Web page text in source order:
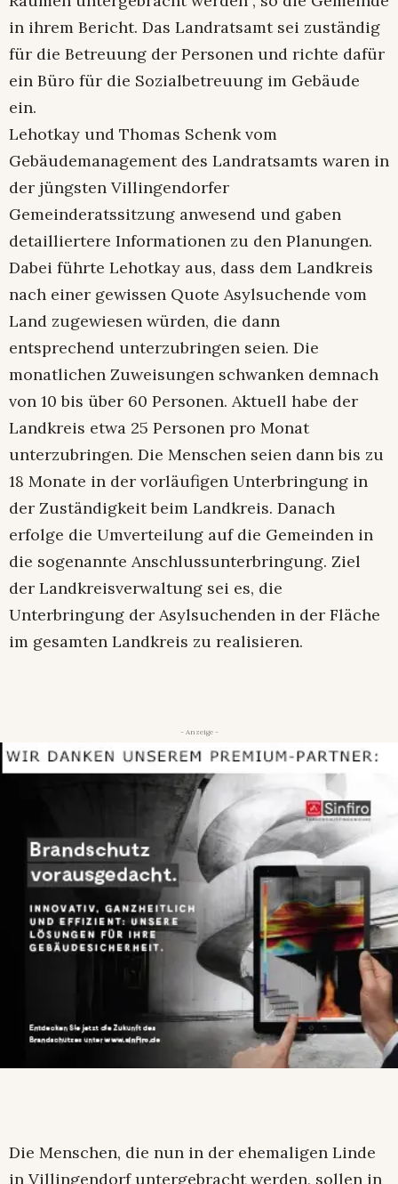
in ihrem Bericht. Das Landratsamt sei zuständig
für die Betreuung der Personen und richte dafür
ein Büro für die Sozialbetreuung im Gebäude
ein.
Lehotkay und Thomas Schenk vom
Gebäudemanagement des Landratsamts waren in
der jüngsten Villingendorfer
Gemeinderatssitzung anwesend und gaben
detailliertere Informationen zu den Planungen.
Dabei führte Lehotkay aus, dass dem Landkreis
nach einer gewissen Quote Asylsuchende vom
Land zugewiesen würden, die dann
entsprechend unterzubringen seien. Die
monatlichen Zuweisungen schwanken demnach
von 10 bis über 60 Personen. Aktuell habe der
Landkreis etwa 25 Personen pro Monat
unterzubringen. Die Menschen seien dann bis zu
18 Monate in der vorläufigen Unterbringung in
der Zuständigkeit beim Landkreis. Danach
erfolge die Umverteilung auf die Gemeinden in
die sogenannte Anschlussunterbringung. Ziel
der Landkreisverwaltung sei es, die
Unterbringung der Asylsuchenden in der Fläche
im gesamten Landkreis zu realisieren.
- Anzeige -
Die Menschen, die nun in der ehemaligen Linde
in Villingendorf untergebracht werden, sollen in